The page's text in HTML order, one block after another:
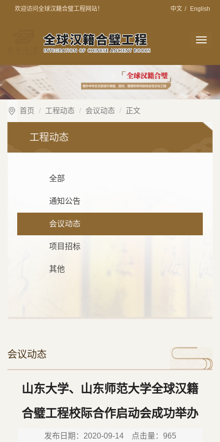
欢迎访问全球汉籍合璧工程网站！ 中文 / English
切
导
航
首页 工程动态 会议动态 正文
工程动态
全部
通知公告
会议动态
项目招标
其他
会议动态
山东大学、山东师范大学全球汉籍
合璧工程校际合作启动会成功举办
发布日期：2020-09-14 点击量： 965